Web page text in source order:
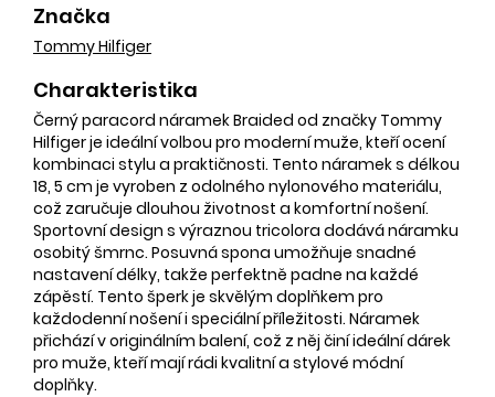
Značka
Tommy Hilfiger
Charakteristika
Černý paracord náramek Braided od značky Tommy
Hilfiger je ideální volbou pro moderní muže, kteří ocení
kombinaci stylu a praktičnosti. Tento náramek s délkou
18, 5 cm je vyroben z odolného nylonového materiálu,
což zaručuje dlouhou životnost a komfortní nošení.
Sportovní design s výraznou tricolora dodává náramku
osobitý šmrnc. Posuvná spona umožňuje snadné
nastavení délky, takže perfektně padne na každé
zápěstí. Tento šperk je skvělým doplňkem pro
každodenní nošení i speciální příležitosti. Náramek
přichází v originálním balení, což z něj činí ideální dárek
pro muže, kteří mají rádi kvalitní a stylové módní
doplňky.